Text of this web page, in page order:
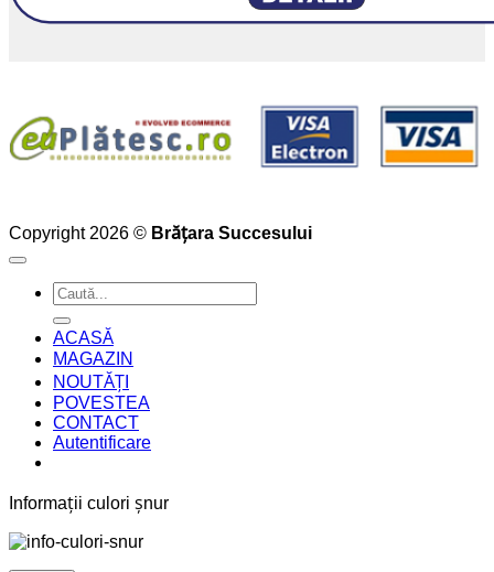
Copyright 2026 © Brățara Succesului
Caută
după:
ACASĂ
MAGAZIN
NOUTĂȚI
POVESTEA
CONTACT
Autentificare
Informații culori șnur